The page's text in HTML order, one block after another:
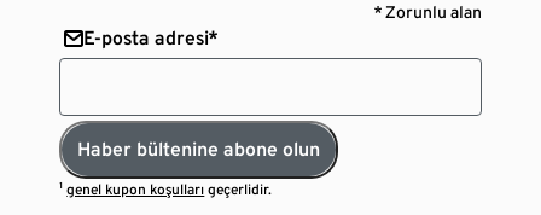
* Zorunlu alan
E-posta adresi*
Haber bültenine abone olun
¹genel kupon koşulları geçerlidir.